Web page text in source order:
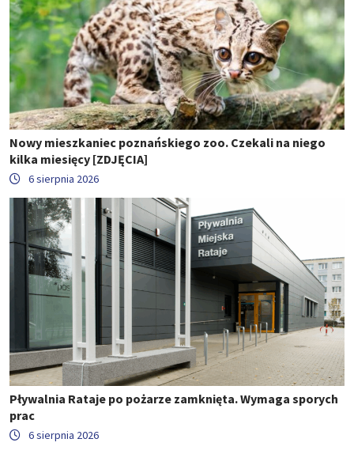
Nowy mieszkaniec poznańskiego zoo. Czekali na niego
kilka miesięcy [ZDJĘCIA]
6 sierpnia 2026
Pływalnia Rataje po pożarze zamknięta. Wymaga sporych
prac
6 sierpnia 2026